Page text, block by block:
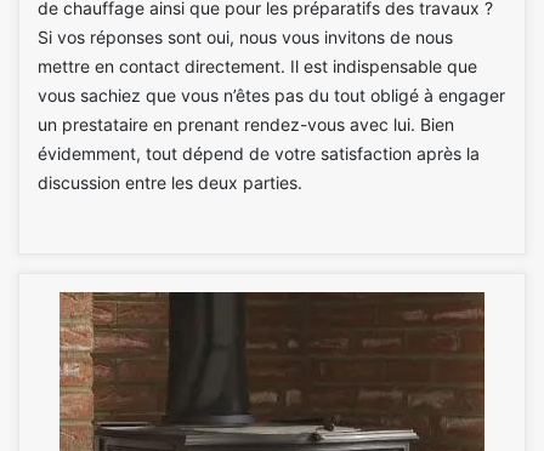
de chauffage ainsi que pour les préparatifs des travaux ?
Si vos réponses sont oui, nous vous invitons de nous
mettre en contact directement. Il est indispensable que
vous sachiez que vous n’êtes pas du tout obligé à engager
un prestataire en prenant rendez-vous avec lui. Bien
évidemment, tout dépend de votre satisfaction après la
discussion entre les deux parties.